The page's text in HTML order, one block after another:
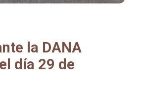
la DANA
día 29 de